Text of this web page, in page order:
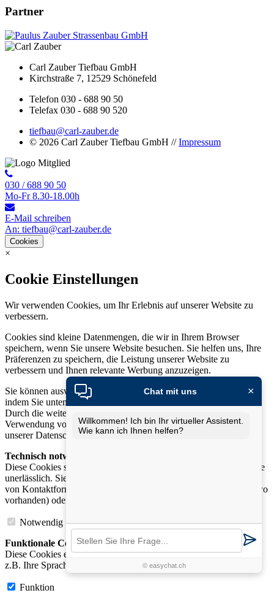
Partner
Carl Zauber Tiefbau GmbH
Kirchstraße 7, 12529 Schönefeld
Telefon 030 - 688 90 50
Telefax 030 - 688 90 520
tiefbau@carl-zauber.de
© 2026 Carl Zauber Tiefbau GmbH //Impressum
030 / 688 90 50
Mo-Fr 8.30-18.00h
E-Mail schreiben
An: tiefbau@carl-zauber.de
Cookies
×
Cookie Einstellungen
Wir verwenden Cookies, um Ihr Erlebnis auf unserer Website zu
verbessern.
Cookies sind kleine Datenmengen, die wir in Ihrem Browser
speichern, wenn Sie unsere Website besuchen. Sie helfen uns, Ihre
Präferenzen zu speichern, die Leistung unserer Website zu
verbessern und Ihnen relevante Werbung anzuzeigen.
Sie können auswählen, welche Cookies Sie akzeptieren möchten,
indem Sie unten auf die Schaltfläche „Auswahl anpassen“ klicken.
Durch die weitere Nutzung unserer Website stimmen Sie der
Verwendung von Cookies zu. Weitere Informationen finden Sie in
unserer Datenschutzerklärung.
Technisch notwendige Cookies
Diese Cookies sind für die Funktion unserer Website und Angebote
unerlässlich. Sie ermöglichen beispielsweise die sichere Nutzung
von Kontaktformularen, die Anmeldung in Ihrem Kundenkonto (wo
vorhanden) oder das Ablegen von Artikeln im Warenkorb.
Notwendig
Funktionale Cookies:
Diese Cookies ermöglichen es uns, Ihre Präferenzen zu speichern,
z.B. Ihre Spracheinstellungen oder die Schriftgrösse.
Funktion
Chat mit uns ×
Willkommen! Ich bin Ihr virtueller Assistent.
Wie kann ich Ihnen helfen?
© easychat.ch